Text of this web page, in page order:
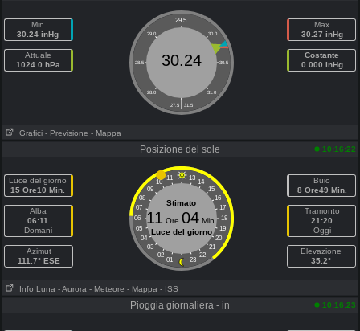
Min
30.24 inHg
Attuale
1024.0 hPa
29.5
29.0 30.0
28.5 30.5
28.0 31.0
|
27.5 31.5
30.24
Max
30.27 inHg
Costante
0.000 inHg
Grafici - Previsione - Mappa
Posizione del sole 10:16:22
Luce del giorno
15 Ore10 Min.
Alba
06:11
Domani
Azimut
111.7° ESE
11 13
10
14
09
15
08
16
07
17
06
18
05
19
04
20
03
21
02
22
01 23
Stimato
11 Ore 04Min.
Luce del giorno
Buio
8 Ore49 Min.
Tramonto
21:20
Oggi
Elevazione
35.2°
Info Luna - Aurora - Meteore - Mappa - ISS
Pioggia giornaliera - in 10:16:23